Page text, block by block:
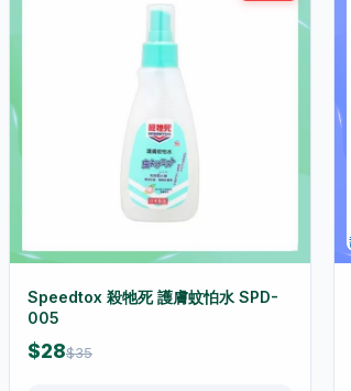
Speedtox 殺牠死 護膚蚊怕水 SPD-
005
$28$35